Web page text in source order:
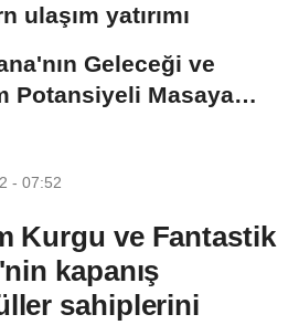
ulaşım yatırımı
Geleceği ve
Potansiyeli Masaya
- 07:52
Kurgu ve Fantastik
kapanış
sahiplerini